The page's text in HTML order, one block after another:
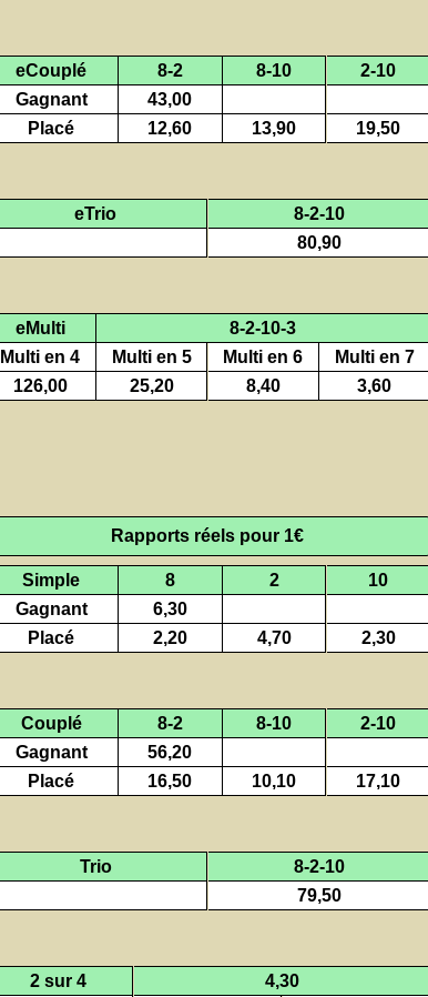
eCouplé 8-2 8-10
2-10
Gagnant
43,00
Placé
12,60 13,90 19,50
eTrio
8-2-10
80,90
eMulti
8-2-10-3
Multi en 4
Multi en 5 Multi en 6
Multi en 7
126,00
25,20 8,40 3,60
Rapports réels pour 1€
Simple 8 2
10
Gagnant
6,30
Placé
2,20 4,70 2,30
Couplé 8-2 8-10
2-10
Gagnant
56,20
Placé
16,50 10,10 17,10
Trio
8-2-10
79,50
2 sur 4
4,30